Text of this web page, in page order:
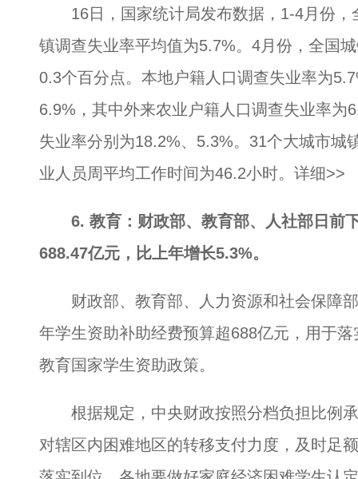
16日，国家统计局发布数据，1-4月份，
镇调查失业率平均值为5.7%。4月份，全国
0.3个百分点。本地户籍人口调查失业率为
6.9%，其中外来农业户籍人口调查失业率为
失业率分别为18.2%、5.3%。31个大城市城
业人员周平均工作时间为46.2小时。 详细>>
6. 教育：财政部、教育部、人社部日前
688.47亿元，比上年增长5.3%。
财政部、教育部、人力资源和社会保障部
年学生资助补助经费预算超688亿元，用于
教育国家学生资助政策。
根据规定，中央财政按照分档负担比例承
对辖区内困难地区的转移支付力度，及时足